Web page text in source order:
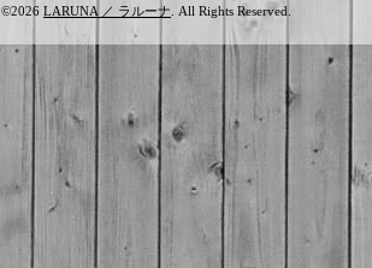
©2026 LARUNA ／ ラルーナ . All Rights Reserved.